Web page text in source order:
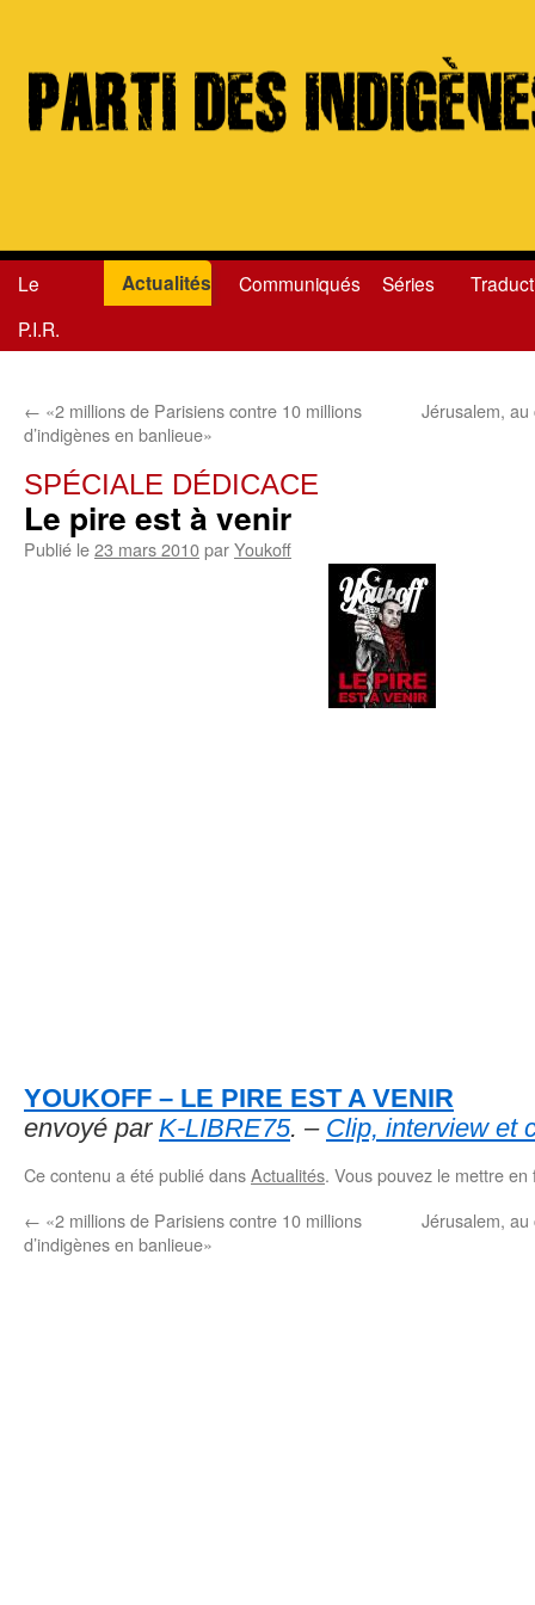
Aller
au
Le
P.I.R.
Actualités Communiqués Séries
← «2 millions de Parisiens contre 10 millions
d’indigènes en banlieue»
Jérusalem,
SPÉCIALE DÉDICACE
Le pire est à venir
Publié le23 mars 2010parYoukoff
YOUKOFF – LE PIRE EST A VENIR
envoyé par K-LIBRE75. – Clip, interview et
Ce contenu a été publié dansActualités. Vous pouvez le mettre
← «2 millions de Parisiens contre 10 millions
d’indigènes en banlieue»
Jérusalem,